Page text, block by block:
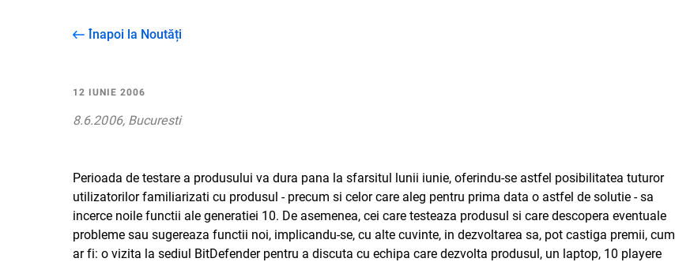
Înapoi la Noutăți
12 IUNIE 2006
8.6.2006, Bucuresti
Perioada de testare a produsului va dura pana la sfarsitul lunii iunie, oferindu-se astfel posibilitatea tuturor
utilizatorilor familiarizati cu produsul - precum si celor care aleg pentru prima data o astfel de solutie - sa
incerce noile functii ale generatiei 10. De asemenea, cei care testeaza produsul si care descopera eventuale
probleme sau sugereaza functii noi, implicandu-se, cu alte cuvinte, in dezvoltarea sa, pot castiga premii, cum
ar fi: o vizita la sediul BitDefender pentru a discuta cu echipa care dezvolta produsul, un laptop, 10 playere